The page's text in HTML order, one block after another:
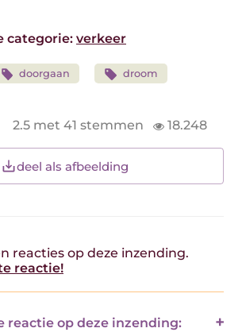
categorie: verkeer
doorgaan droom
2.5 met 41 stemmen 18.248
deel als afbeelding
reacties op deze inzending.
reactie!
reactie op deze inzending: